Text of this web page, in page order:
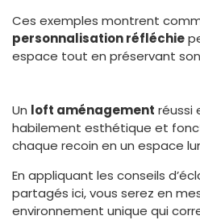
Ces exemples montrent
personnalisation réfléchie
espace tout en préservant son
Un loft aménagement réussi
habilement esthétique et
chaque recoin en un espace
En appliquant les conseils
partagés ici, vous serez en
environnement unique qui